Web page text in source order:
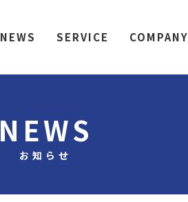
NEWS SERVICE COMPANY
NEWS
お知らせ